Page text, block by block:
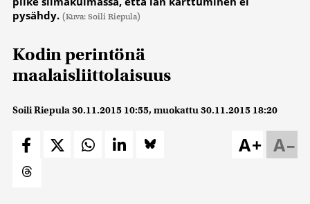
pysähdy. (Kuva: Soili Riepula)
Kodin perintönä
maalaisliittolaisuus
Soili Riepula30.11.2015 10:55, muokattu30.11.2015 18:20
A–
A+